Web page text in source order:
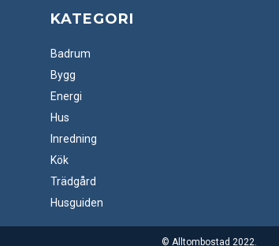
KATEGORI
Badrum
Bygg
Energi
Hus
Inredning
Kök
Trädgård
Husguiden
© Alltombostad 2022.